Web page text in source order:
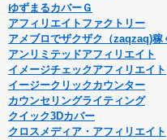
ゆずまるカバーＧ
アフィリエイトファクトリー
アメブロでザクザク（zaqzaq)稼
アンリミテッドアフィリエイト
イメージチェックアフィリエイト
イージークリックカウンター
カウンセリングライティング
クイック3Dカバー
クロスメディア・アフィリエイト